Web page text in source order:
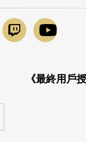
《最終用戶